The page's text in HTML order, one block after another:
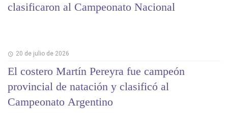
clasificaron al Campeonato Nacional
20 de julio de 2026
El costero Martín Pereyra fue campeón
provincial de natación y clasificó al
Campeonato Argentino